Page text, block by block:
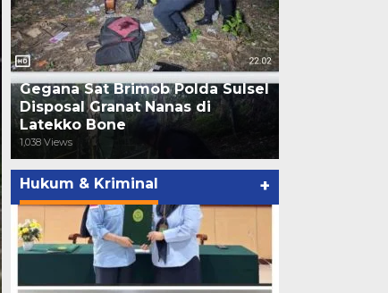
Gegana Sat Brimob Polda Sulsel
Disposal Granat Nanas di
Latekko Bone
1,038 Views
Hukum & Kriminal +